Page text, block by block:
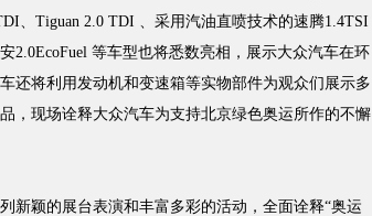
、Tiguan 2.0 TDI 、采用汽油直喷技术的速腾1.4TSI
2.0EcoFuel 等车型也将悉数亮相，展示大众汽车在环
还将利用发动机和变速箱等实物部件为观众们展示多
，现场诠释大众汽车为支持北京绿色奥运所作的不懈
颖的展台表演和丰富多彩的活动，全面诠释“奥运